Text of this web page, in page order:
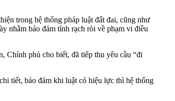
trong hệ thống pháp luật đất đai, cũng như
nhằm bảo đảm tính rạch ròi về phạm vi điều
Chính phủ cho biết, đã tiếp thu yêu cầu “đi
tiết, bảo đảm khi luật có hiệu lực thì hệ thống